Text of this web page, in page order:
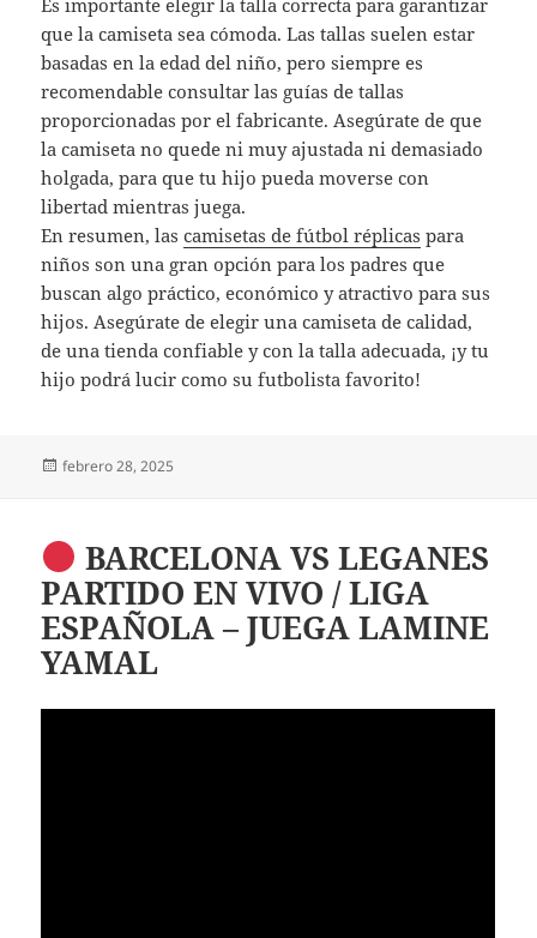
Es importante elegir la talla correcta para garantizar
que la camiseta sea cómoda. Las tallas suelen estar
basadas en la edad del niño, pero siempre es
recomendable consultar las guías de tallas
proporcionadas por el fabricante. Asegúrate de que
la camiseta no quede ni muy ajustada ni demasiado
holgada, para que tu hijo pueda moverse con
libertad mientras juega.
En resumen, lascamisetas de fútbol réplicas para
niños son una gran opción para los padres que
buscan algo práctico, económico y atractivo para sus
hijos. Asegúrate de elegir una camiseta de calidad,
de una tienda confiable y con la talla adecuada, ¡y tu
hijo podrá lucir como su futbolista favorito!
Publicado
febrero 28, 2025
BARCELONA VS LEGANES
PARTIDO EN VIVO / LIGA
ESPAÑOLA – JUEGA LAMINE
YAMAL